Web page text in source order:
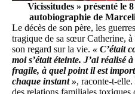
Vicissitudes » présenté le
autobiographie de
Le décès de son père, les
tragique de sa sœur Catherine,
son regard sur la vie. « C’était
moi s’était éteinte. J’ai réalisé
fragile, à quel point il est
chaque instant », raconte-t-elle.
des relations familiales toxiques